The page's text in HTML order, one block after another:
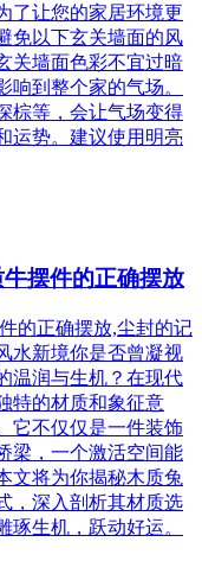
了让您的家居环境更
免以下玄关墙面的风
关墙面色彩不宜过暗
到整个家的气场。
棕等，会让气场变得
运势。建议使用明亮
摆件的正确摆放
的正确摆放,尘封的记
新境你是否曾凝视
温润与生机？在现代
特的材质和象征意
它不仅仅是一件装饰
梁，一个激活空间能
文将为你揭秘木质兔
，深入剖析其材质选
生机，跃动好运。